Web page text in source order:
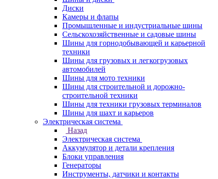
Диски
Камеры и флапы
Промышленные и индустриальные шины
Сельскохозяйственные и садовые шины
Шины для горнодобывающей и карьерной
техники
Шины для грузовых и легкогрузовых
автомобилей
Шины для мото техники
Шины для строительной и дорожно-
строительной техники
Шины для техники грузовых терминалов
Шины для шахт и карьеров
Электрическая система
Назад
Электрическая система
Аккумулятор и детали крепления
Блоки управления
Генераторы
Инструменты, датчики и контакты